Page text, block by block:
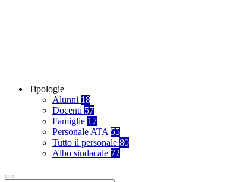
Tipologie
Alunni 18
Docenti 57
Famiglie 17
Personale ATA 55
Tutto il personale 80
Albo sindacale 72